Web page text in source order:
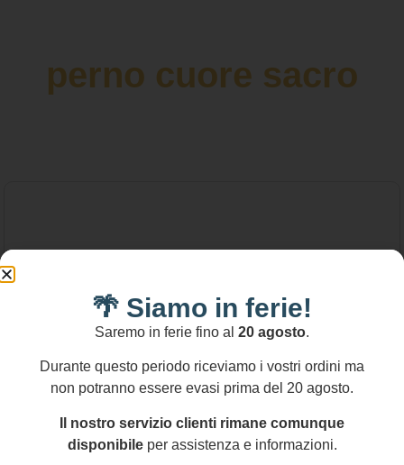
perno cuore sacro
🌴 Siamo in ferie!
Saremo in ferie fino al 20 agosto.
Durante questo periodo riceviamo i vostri ordini ma
non potranno essere evasi prima del 20 agosto.
Il nostro servizio clienti rimane comunque
disponibileper assistenza e informazioni.